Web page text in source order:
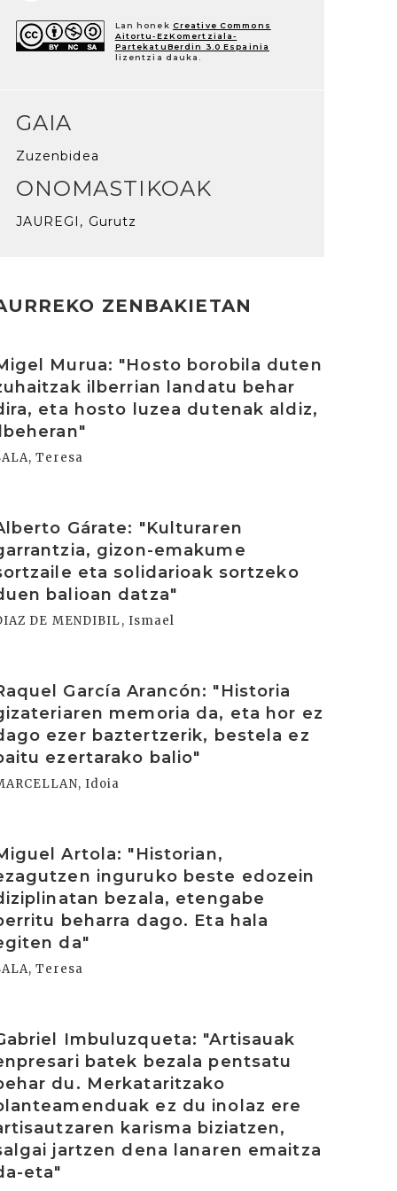
Lan honek Creative Commons
Aitortu-EzKomertziala-
PartekatuBerdin 3.0 Espainia
lizentzia dauka.
GAIA
Zuzenbidea
ONOMASTIKOAK
JAUREGI, Gurutz
ZENBAKIETAN
Murua: "Hosto borobila duten
ilberrian landatu behar
eta hosto luzea dutenak aldiz,
Teresa
Gárate: "Kulturaren
gizon-emakume
eta solidarioak sortzeko
balioan datza"
DE MENDIBIL, Ismael
García Arancón: "Historia
memoria da, eta hor ez
ezer baztertzerik, bestela ez
ezertarako balio"
Idoia
Artola: "Historian,
inguruko beste edozein
bezala, etengabe
beharra dago. Eta hala
da"
Teresa
Imbuluzqueta: "Artisauak
batek bezala pentsatu
du. Merkataritzako
ez du inolaz ere
karisma biziatzen,
jartzen dena lanaren emaitza
eta"